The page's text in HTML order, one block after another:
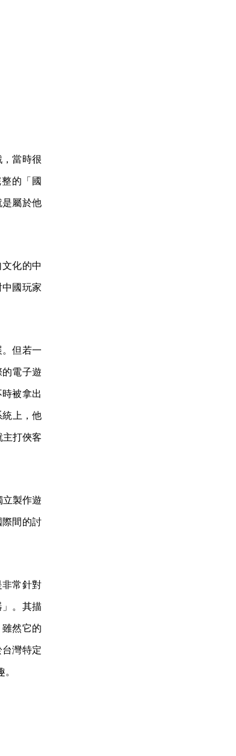
當時很
的「國
屬於他
化的中
國玩家
但若一
電子遊
被拿出
統上，他
主打俠客
製作遊
際間的討
常針對
。其描
然它的
灣特定